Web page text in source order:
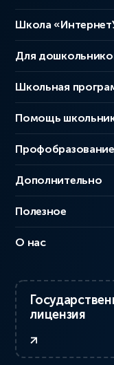
Школа
Для
Школьная
Помощь
Профобразование
Дополнительно
Полезное
О нас
лицензия